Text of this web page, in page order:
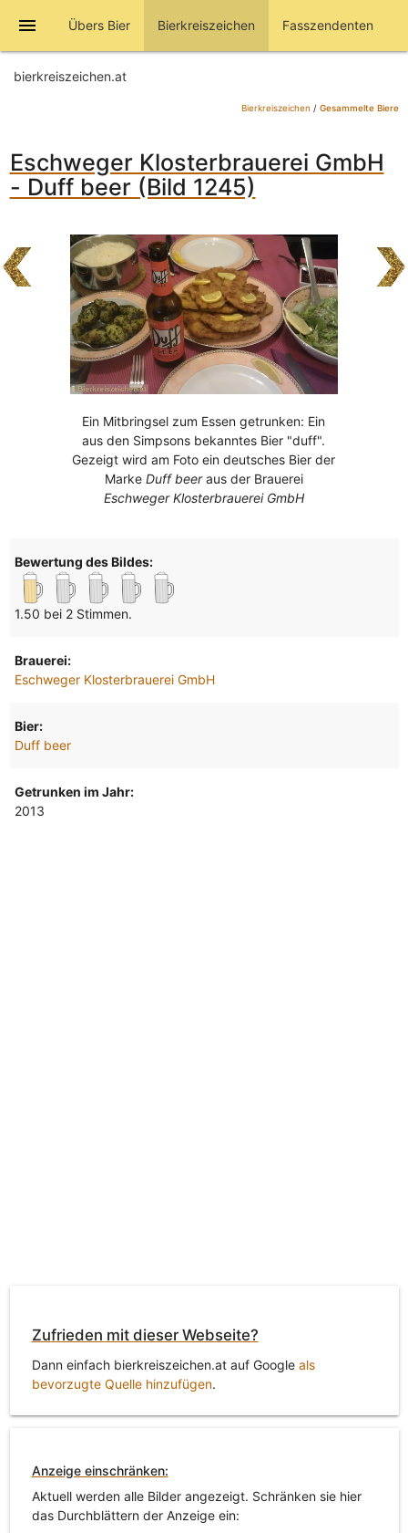
menu Übers Bier Bierkreiszeichen Fasszendenten
bierkreiszeichen.at
Bierkreiszeichen / Gesammelte Biere
Eschweger Klosterbrauerei GmbH
- Duff beer (Bild 1245)
Ein Mitbringsel zum Essen getrunken: Ein
aus den Simpsons bekanntes Bier "duff".
Gezeigt wird am Foto ein deutsches Bier der
Marke Duff beeraus der Brauerei
Eschweger Klosterbrauerei GmbH
Bewertung des Bildes:
1.50 bei 2 Stimmen.
Brauerei:
Eschweger Klosterbrauerei GmbH
Bier:
Duff beer
Getrunken im Jahr:
2013
Zufrieden mit dieser Webseite?
Dann einfach bierkreiszeichen.at auf Google als
bevorzugte Quelle hinzufügen.
Anzeige einschränken:
Aktuell werden alle Bilder angezeigt. Schränken sie hier
das Durchblättern der Anzeige ein: